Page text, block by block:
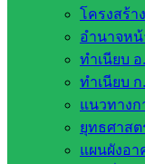
โครงสร้า
อำนาจห
ทำเนียบ
ทำเนียบ
แนวทางก
ยุทธศาสต
แผนผังอา
ปีที่ ๓ ปีการศึ
กุมภาพันธ์ 12,
กลุ่มต
วันอาทิตย์ที่ ๑๒ กุมภ
โดยนายชานนท์ เจริ